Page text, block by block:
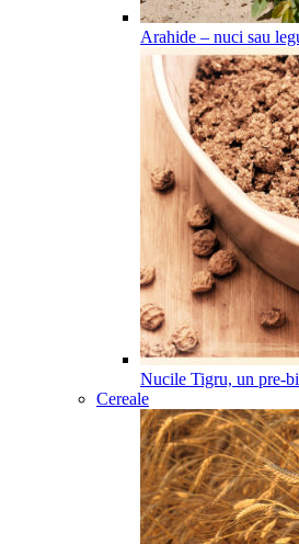
Arahide – nuci sau
Nucile Tigru, un pre-
Cereale